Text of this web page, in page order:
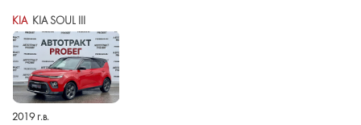
KIAKIA SOUL III
2019 г.в.